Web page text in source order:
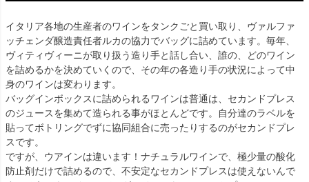
イタリア各地の生産者のワインをタンクごと買い取り、ヴァルファ
ッチェンダ醸造責任者ルカの協力でバッグに詰めています。毎年、
ヴィティヴィーニが取り扱う造り手と話し合い、誰の、どのワイン
を詰めるかを決めていくので、その年の各造り手の状況によって中
身のワインは変わります。
バッグインボックスに詰められるワインは普通は、セカンドプレス
のジュースを集めて造られる事がほとんどです。自分達のラベルを
貼ってボトリングでずに協同組合に売ったりするのがセカンドプレ
スです。
ですが、ウアインは違います！ナチュラルワインで、極少量の酸化
防止剤だけで詰めるので、不安定なセカンドプレスは使えないんで